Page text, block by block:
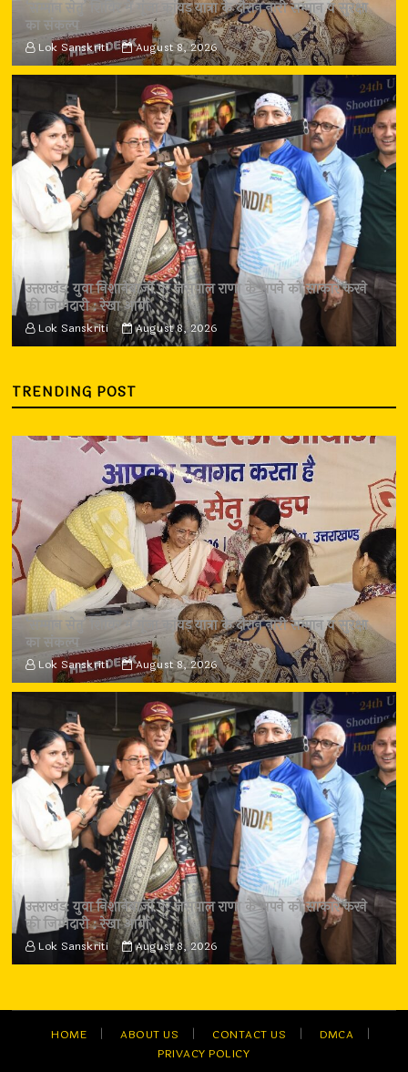
‘सम्मान सेतु’ शिविर में गूंजा कांवड़ यात्रा के दौरान नारी सम्मान व सुरक्षा
का संकल्प
Lok Sanskriti August 8, 2026
उत्तराखंड: युवा निशानेबाजों पर जसपाल राणा के सपने को साकार करने
की जिम्मेदारी : रेखा आर्या
Lok Sanskriti August 8, 2026
TRENDING POST
‘सम्मान सेतु’ शिविर में गूंजा कांवड़ यात्रा के दौरान नारी सम्मान व सुरक्षा
का संकल्प
Lok Sanskriti August 8, 2026
उत्तराखंड: युवा निशानेबाजों पर जसपाल राणा के सपने को साकार करने
की जिम्मेदारी : रेखा आर्या
Lok Sanskriti August 8, 2026
HOME ABOUT US CONTACT US
DMCA
PRIVACY POLICY